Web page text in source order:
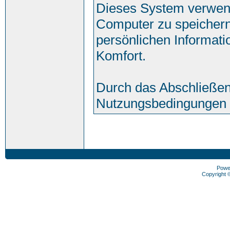
Dieses System
Computer zu
persönlichen
Komfort.
Durch das
Nutzungsbedingungen
Copyright